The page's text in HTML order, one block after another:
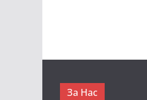
За Нас